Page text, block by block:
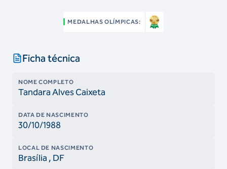
MEDALHAS OLÍMPICAS:
Ficha técnica
NOME COMPLETO
Tandara Alves Caixeta
DATA DE NASCIMENTO
30/10/1988
LOCAL DE NASCIMENTO
Brasília , DF